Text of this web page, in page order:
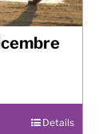
Details